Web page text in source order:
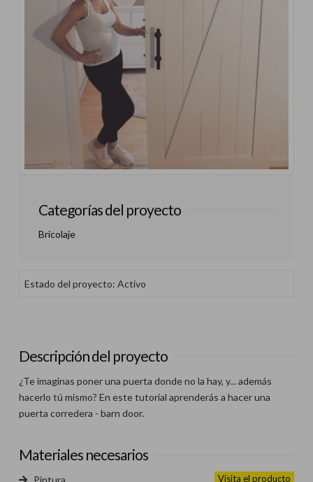
Categorías del proyecto
Bricolaje
Estado del proyecto: Activo
Descripción del proyecto
¿Te imaginas poner una puerta donde no la hay, y... además
hacerlo tú mismo? En este tutorial aprenderás a hacer una
puerta corredera - barn door.
Materiales necesarios
Pintura Visita el producto